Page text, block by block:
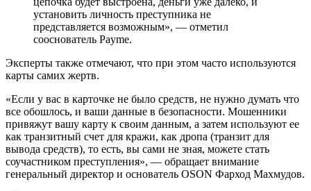
установить личность преступника не
представляется возможным», — отметил
сооснователь Payme.
Эксперты также отмечают, что при этом часто используются
карты самих жертв.
«Если у вас в карточке не было средств, не нужно думать что
все обошлось, и ваши данные в безопасности. Мошенники
привяжут вашу карту к своим данным, а затем используют ее
как транзитный счет для кражи, как дропа (транзит для
вывода средств), то есть, вы сами не зная, можете стать
соучастником преступления», — обращает внимание
генеральный директор и основатель OSON Фарход Махмудов.